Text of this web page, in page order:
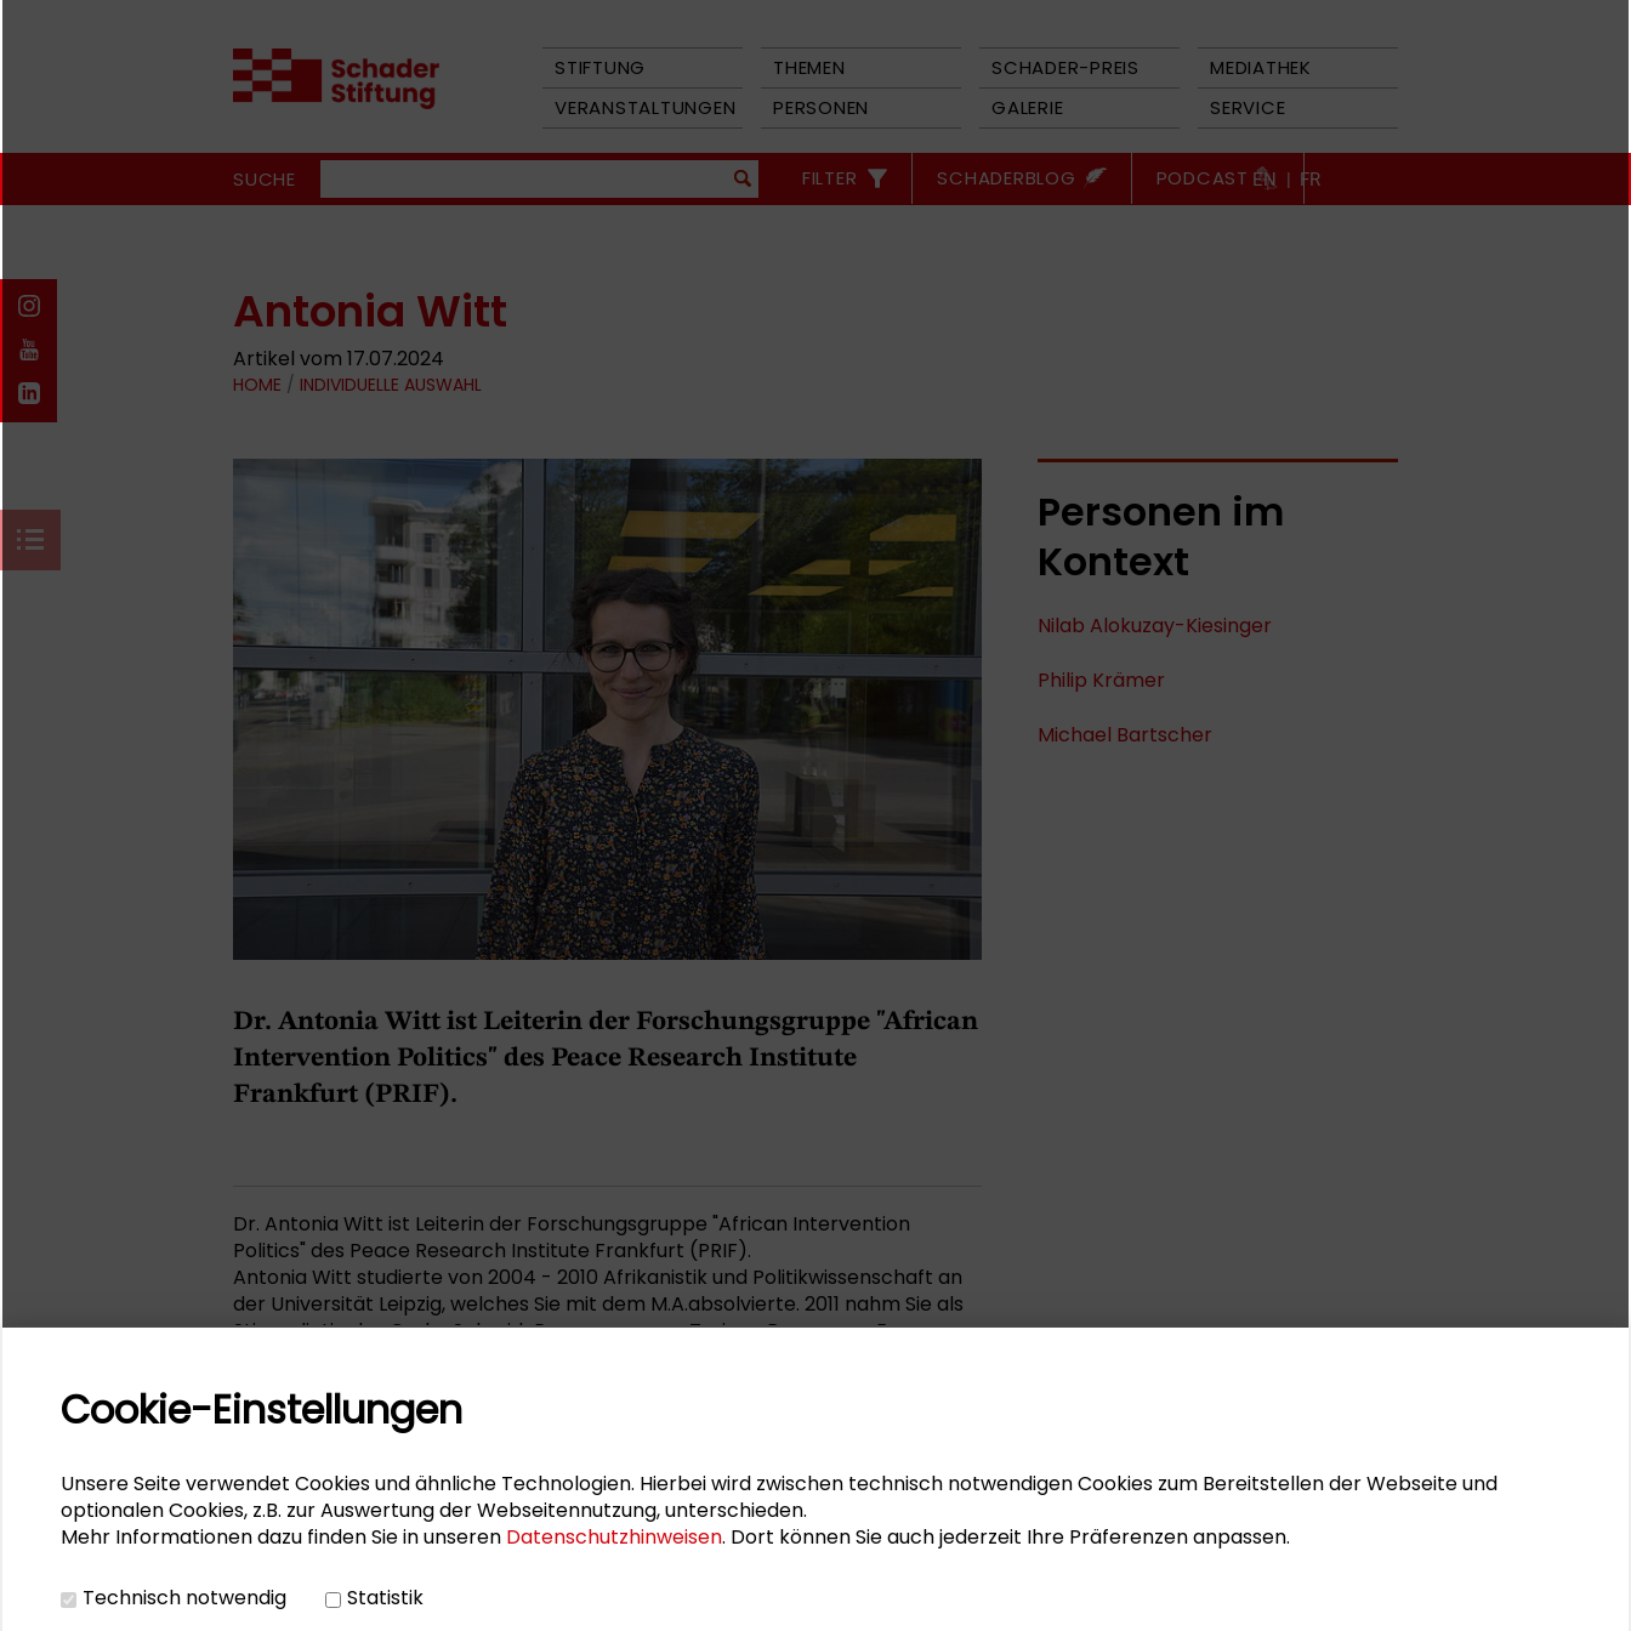
STIFTUNG THEMEN SCHADER-PREIS
MEDIATHEK
VERANSTALTUNGEN
PERSONEN GALERIE SERVICE
SUCHE FILTER SCHADERBLOG PODCAST EN | FR
Antonia Witt
Artikel vom 17.07.2024
HOME / INDIVIDUELLE AUSWAHL
Dr. Antonia Witt ist Leiterin der Forschungsgruppe "African
Intervention Politics" des Peace Research Institute
Frankfurt (PRIF).
Dr. Antonia Witt ist Leiterin der Forschungsgruppe "African Intervention
Politics" des Peace Research Institute Frankfurt (PRIF).
Antonia Witt studierte von 2004 - 2010 Afrikanistik und Politikwissenschaft an
der Universität Leipzig, welches Sie mit dem M.A.absolvierte. 2011 nahm Sie als
Stipendiatin des Carlo-Schmid-Programms am Trainee Programm European
Internationale Beziehungen und Theorien globaler Ordnung bei der Goethe-
Universität Frankfurt am Main. Anschließend an ihre Promotion 2016 arbeitete
Preise, wie dem Nachwuchspreis der Vereinigung für Afrikawissenschaften in
Deutschland (VAD e.V.) und dem Christiane-Rajewsky-Preis (Dissertation) der
Arbeitsgemeinschaft für Friedens- und Konfliktforschung (AFK).
deutscher Auslandseinsatz in Afghanistan Welche Zukunft hat das
Personen im
Kontext
Nilab Alokuzay-Kiesinger
Philip Krämer
Michael Bartscher
Cookie-Einstellungen
Unsere Seite verwendet Cookies und ähnliche Technologien. Hierbei wird zwischen technisch notwendigen Cookies zum Bereitstellen der Webseite und
optionalen Cookies, z.B. zur Auswertung der Webseitennutzung, unterschieden.
Mehr Informationen dazu finden Sie in unseren Datenschutzhinweisen. Dort können Sie auch jederzeit Ihre Präferenzen anpassen.
Technisch notwendig Statistik